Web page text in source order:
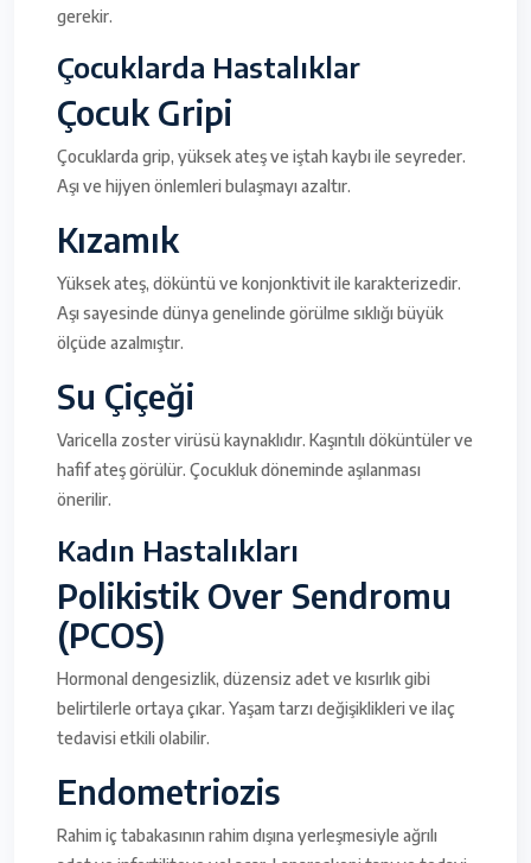
gerekir.
Çocuklarda Hastalıklar
Çocuk Gripi
Çocuklarda grip, yüksek ateş ve iştah kaybı ile seyreder.
Aşı ve hijyen önlemleri bulaşmayı azaltır.
Kızamık
Yüksek ateş, döküntü ve konjonktivit ile karakterizedir.
Aşı sayesinde dünya genelinde görülme sıklığı büyük
ölçüde azalmıştır.
Su Çiçeği
Varicella zoster virüsü kaynaklıdır. Kaşıntılı döküntüler ve
hafif ateş görülür. Çocukluk döneminde aşılanması
önerilir.
Kadın Hastalıkları
Polikistik Over Sendromu
(PCOS)
Hormonal dengesizlik, düzensiz adet ve kısırlık gibi
belirtilerle ortaya çıkar. Yaşam tarzı değişiklikleri ve ilaç
tedavisi etkili olabilir.
Endometriozis
Rahim iç tabakasının rahim dışına yerleşmesiyle ağrılı